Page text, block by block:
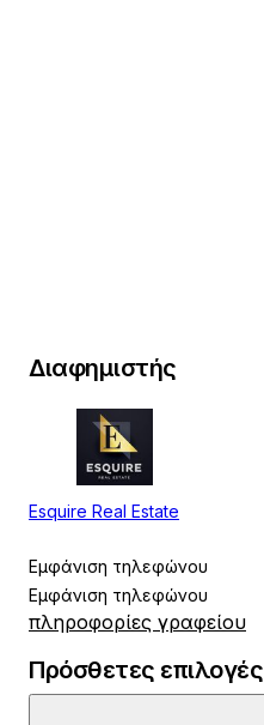
Διαφημιστής
Esquire Real Estate
Εμφάνιση τηλεφώνου
Εμφάνιση τηλεφώνου
πληροφορίες γραφείου
Πρόσθετες επιλογές